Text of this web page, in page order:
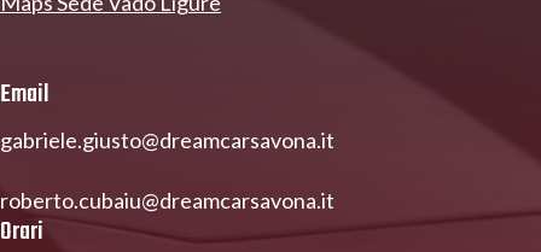
Email
gabriele.giusto@dreamcarsavona.it
roberto.cubaiu@dreamcarsavona.it
Orari